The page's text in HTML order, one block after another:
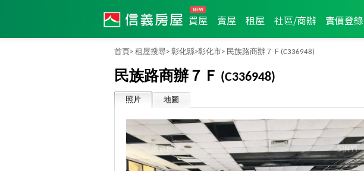
買屋 賣屋 租屋 社區/商辦 實價登錄
首頁> 租屋搜尋> 彰化縣>彰化市> 民族路商辦７Ｆ (C336948)
民族路商辦７Ｆ (C336948)
照片 地圖